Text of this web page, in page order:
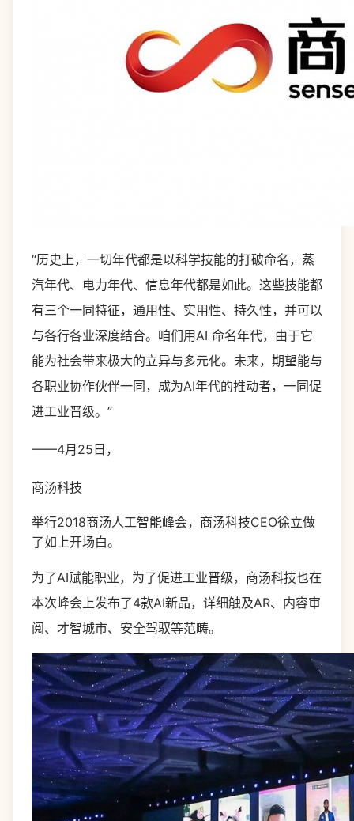
“历史上，一切年代都是以科学技能的打破命名，蒸
汽年代、电力年代、信息年代都是如此。这些技能都
有三个一同特征，通用性、实用性、持久性，并可以
与各行各业深度结合。咱们用AI 命名年代，由于它
能为社会带来极大的立异与多元化。未来，期望能与
各职业协作伙伴一同，成为AI年代的推动者，一同促
进工业晋级。”
——4月25日，
商汤科技
举行2018商汤人工智能峰会，商汤科技CEO徐立做
了如上开场白。
为了AI赋能职业，为了促进工业晋级，商汤科技也在
本次峰会上发布了4款AI新品，详细触及AR、内容审
阅、才智城市、安全驾驭等范畴。